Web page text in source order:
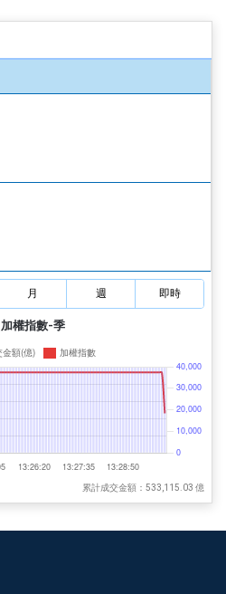
月 週 即時
加權指數-季
累計成交金額：533,115.03 億